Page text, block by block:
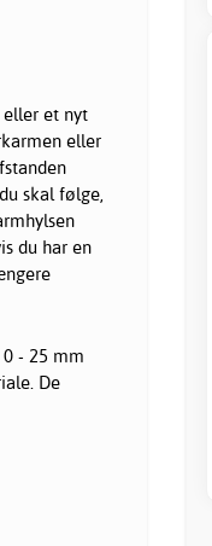
et nyt
eller
skal følge,
du har en
- 25 mm
De